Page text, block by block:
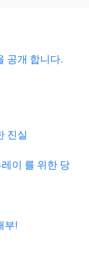
공개 합니다.
진실
이 를 위한 당
부!